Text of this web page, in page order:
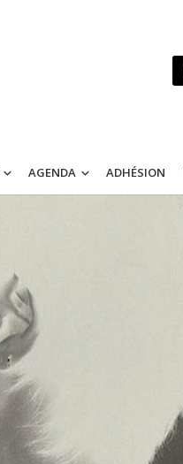
AGENDA ADHÉSION